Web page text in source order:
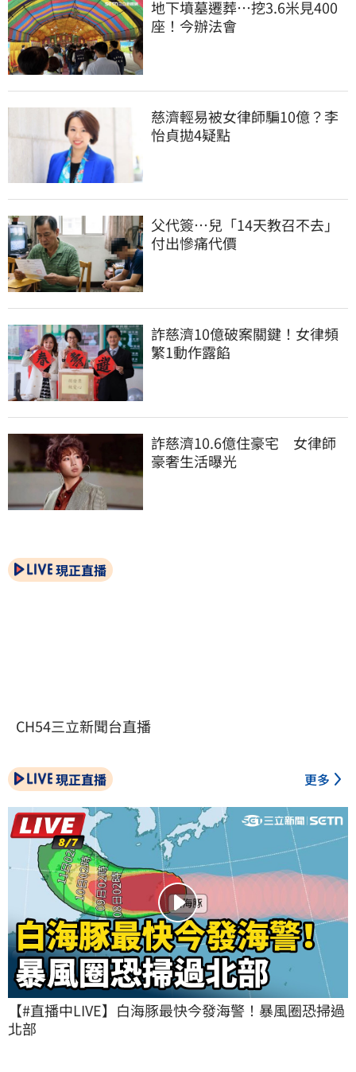
地下墳墓遷葬…挖3.6米見400
座！今辦法會
慈濟輕易被女律師騙10億？李
怡貞拋4疑點
父代簽…兒「14天教召不去」
付出慘痛代價
詐慈濟10億破案關鍵！女律頻
繁1動作露餡
詐慈濟10.6億住豪宅　女律師
豪奢生活曝光
現正直播
CH54三立新聞台直播
現正直播 更多
【#直播中LIVE】白海豚最快今發海警！暴風圈恐掃過
北部